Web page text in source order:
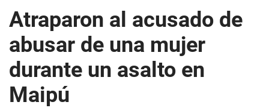
Atraparon al acusado de
abusar de una mujer
durante un asalto en
Maipú